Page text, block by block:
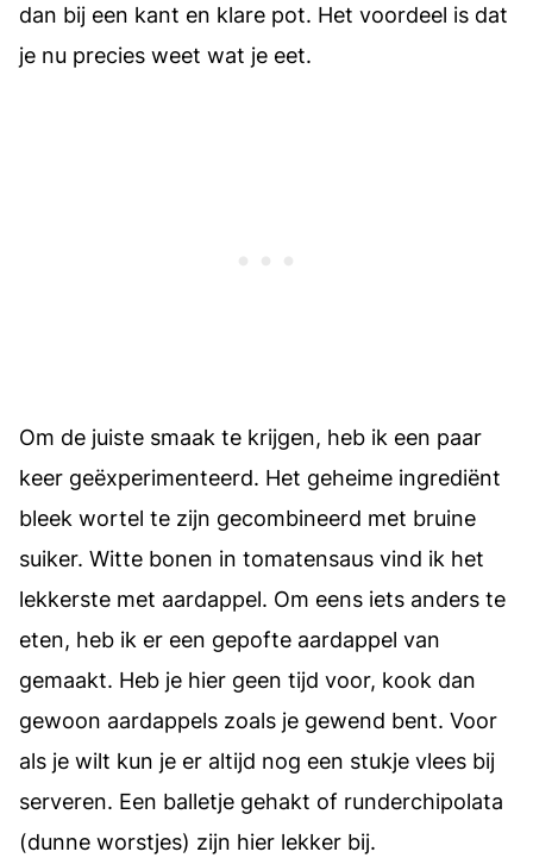
dan bij een kant en klare pot. Het voordeel is dat
je nu precies weet wat je eet.
Om de juiste smaak te krijgen, heb ik een paar
keer geëxperimenteerd. Het geheime ingrediënt
bleek wortel te zijn gecombineerd met bruine
suiker. Witte bonen in tomatensaus vind ik het
lekkerste met aardappel. Om eens iets anders te
eten, heb ik er een gepofte aardappel van
gemaakt. Heb je hier geen tijd voor, kook dan
gewoon aardappels zoals je gewend bent. Voor
als je wilt kun je er altijd nog een stukje vlees bij
serveren. Een balletje gehakt of runderchipolata
(dunne worstjes) zijn hier lekker bij.